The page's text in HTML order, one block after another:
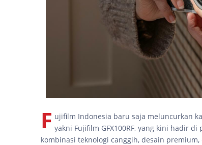
F ujifilm Indonesia baru saja meluncurkan
yakni Fujifilm GFX100RF, yang kini hadir
kombinasi teknologi canggih, desain